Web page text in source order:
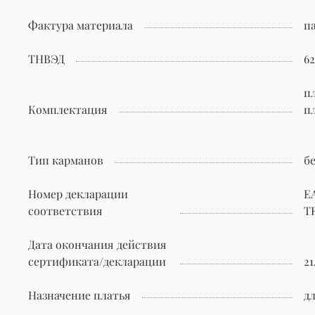
Фактура материала
ТНВЭД
Комплектация
Тип карманов
Номер декларации
соответствия
Дата окончания действия
сертификата/декларации
Назначение платья